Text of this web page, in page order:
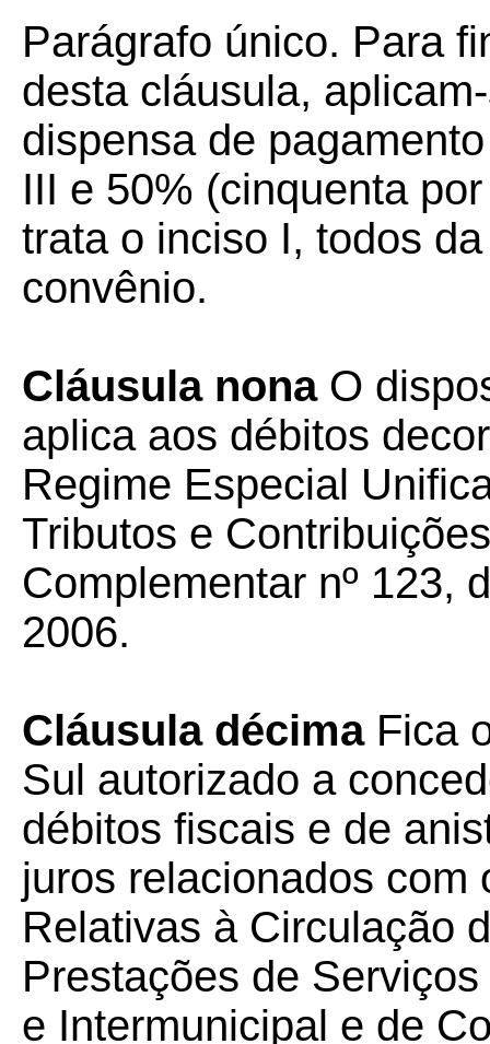
Parágrafo único. Para
desta cláusula,
dispensa de
III e 50% (cinquenta
trata o inciso I, todos
convênio.
Cláusula nonaO
aplica aos débitos
Regime Especial
Tributos e
Complementar nº 123,
2006.
Cláusula décimaFica
Sul autorizado a
débitos fiscais e de
juros relacionados com
Relativas à Circulação
Prestações de
e Intermunicipal e de